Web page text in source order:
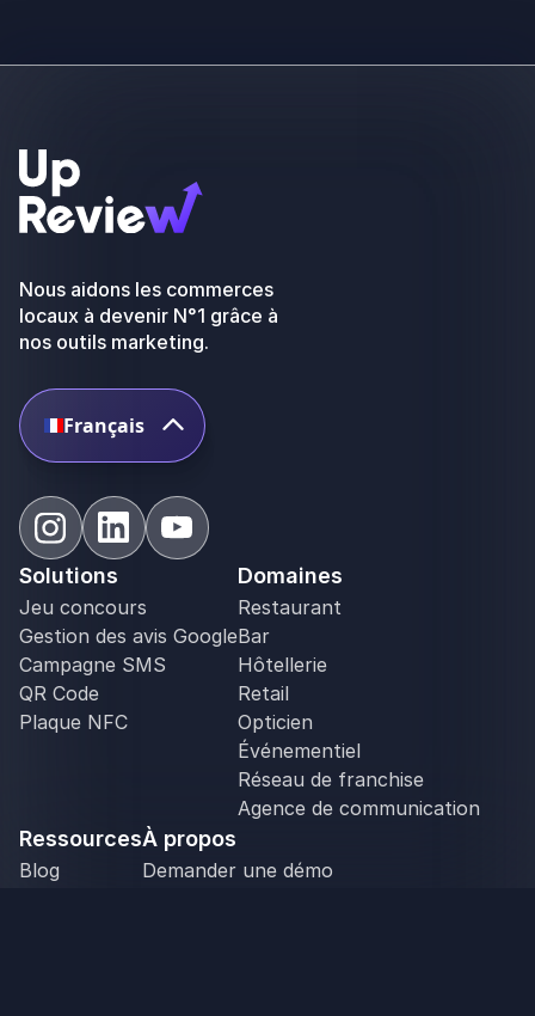
Nous aidons les commerces
locaux à devenir N°1 grâce à
nos outils marketing.
Français
Solutions
Jeu concours
Gestion des avis Google
Campagne SMS
QR Code
Plaque NFC
Domaines
Restaurant
Bar
Hôtellerie
Retail
Opticien
Événementiel
Réseau de franchise
Agence de communication
Ressources
Blog
À propos
Demander une démo